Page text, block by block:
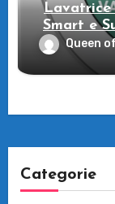
Lavatrice
Smart e
Queen
Categorie